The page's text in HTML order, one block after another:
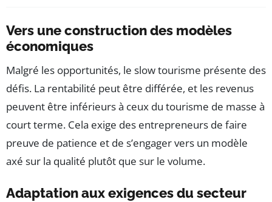
Vers une construction des modèles
économiques
Malgré les opportunités, le slow tourisme présente des
défis. La rentabilité peut être différée, et les revenus
peuvent être inférieurs à ceux du tourisme de masse à
court terme. Cela exige des entrepreneurs de faire
preuve de patience et de s’engager vers un modèle
axé sur la qualité plutôt que sur le volume.
Adaptation aux exigences du secteur